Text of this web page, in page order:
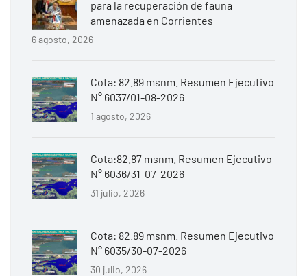
para la recuperación de fauna
amenazada en Corrientes
6 agosto, 2026
Cota: 82.89 msnm. Resumen Ejecutivo
N° 6037/01-08-2026
1 agosto, 2026
Cota:82.87 msnm. Resumen Ejecutivo
N° 6036/31-07-2026
31 julio, 2026
Cota: 82.89 msnm. Resumen Ejecutivo
N° 6035/30-07-2026
30 julio, 2026